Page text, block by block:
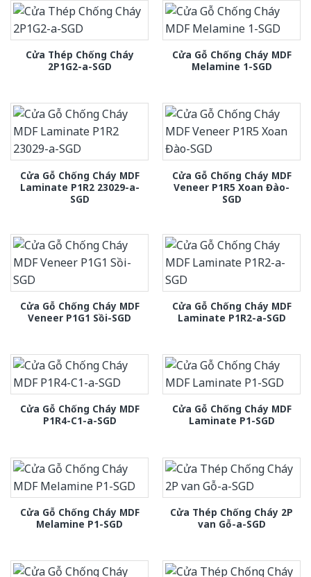
Cửa Thép Chống Cháy
2P1G2-a-SGD
Cửa Gỗ Chống Cháy MDF
Melamine 1-SGD
Cửa Gỗ Chống Cháy MDF
Laminate P1R2 23029-a-
SGD
Cửa Gỗ Chống Cháy MDF
Veneer P1R5 Xoan Đào-
SGD
Cửa Gỗ Chống Cháy MDF
Veneer P1G1 Sồi-SGD
Cửa Gỗ Chống Cháy MDF
Laminate P1R2-a-SGD
Cửa Gỗ Chống Cháy MDF
P1R4-C1-a-SGD
Cửa Gỗ Chống Cháy MDF
Laminate P1-SGD
Cửa Gỗ Chống Cháy MDF
Melamine P1-SGD
Cửa Thép Chống Cháy 2P
van Gỗ-a-SGD